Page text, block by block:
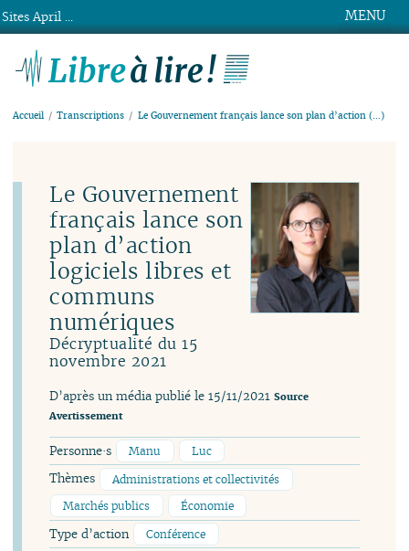
MENU
Accueil Transcriptions Le Gouvernement français lance son plan d’action (…)
Le Gouvernement
français lance son
plan d’action
logiciels libres et
communs
numériques
Décryptualité du 15
novembre 2021
D’après un média publié le 15/11/2021 Source
Avertissement
Personne·s Manu Luc
Thèmes
Administrations et collectivités
Marchés publics
Économie
Type d’action Conférence
Sites April ...